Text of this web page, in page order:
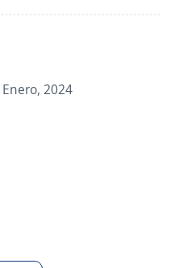
Enero, 2024